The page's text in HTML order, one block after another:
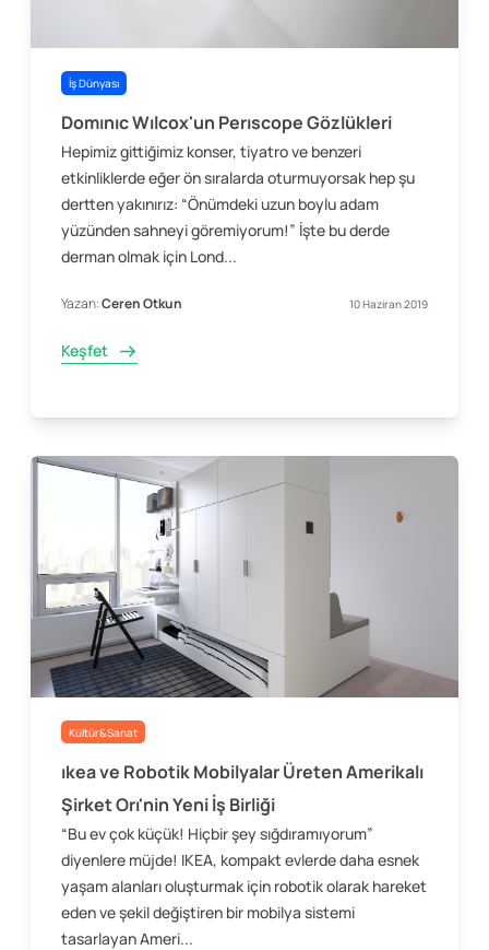
İş Dünyası
Domınıc Wılcox'un Perıscope Gözlükleri
Hepimiz gittiğimiz konser, tiyatro ve benzeri
etkinliklerde eğer ön sıralarda oturmuyorsak hep şu
dertten yakınırız: “Önümdeki uzun boylu adam
yüzünden sahneyi göremiyorum!” İşte bu derde
derman olmak için Lond...
Yazan:Ceren Otkun 10 Haziran 2019
Keşfet
Kültür&Sanat
ıkea ve Robotik Mobilyalar Üreten Amerikalı
Şirket Orı'nin Yeni İş Birliği
“Bu ev çok küçük! Hiçbir şey sığdıramıyorum”
diyenlere müjde! IKEA, kompakt evlerde daha esnek
yaşam alanları oluşturmak için robotik olarak hareket
eden ve şekil değiştiren bir mobilya sistemi
tasarlayan Ameri...